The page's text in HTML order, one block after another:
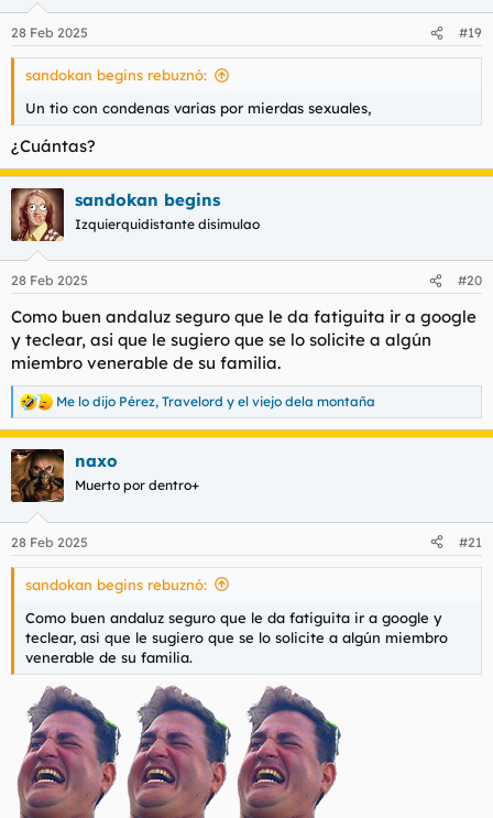
e
s
28 Feb 2025 #19
sandokan begins rebuznó:
Un tio con condenas varias por mierdas sexuales,
¿Cuántas?
sandokan begins
Izquierquidistante disimulao
28 Feb 2025 #20
Como buen andaluz seguro que le da fatiguita ir a google
y teclear, asi que le sugiero que se lo solicite a algún
miembro venerable de su familia.
R
e
c
c
i
e
s
Me lo dijo Pérez, Travelord y el viejo dela montaña
naxo
Muerto por dentro+
28 Feb 2025 #21
sandokan begins rebuznó:
Como buen andaluz seguro que le da fatiguita ir a google y
teclear, asi que le sugiero que se lo solicite a algún miembro
venerable de su familia.